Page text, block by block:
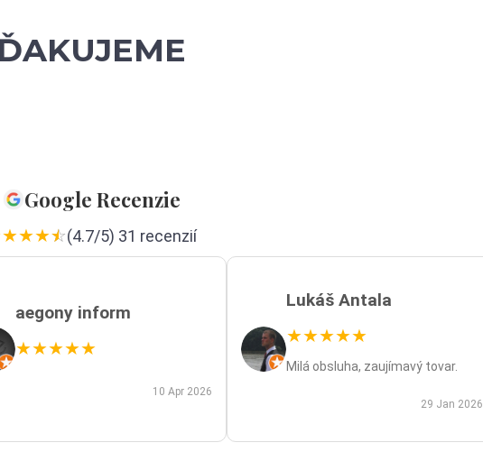
ĎAKUJEME
Google Recenzie
★★★★
☆(4.7/5) 31 recenzií
aegony inform
★★★★★
10 Apr 2026
Lukáš Antala
★★★★★
Milá obsluha, zaujímavý tovar.
29 Jan 2026